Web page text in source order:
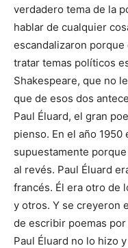
verdadero tema de la
hablar de cualquier
escandalizaron
tratar temas políticos
Shakespeare, que no
que de esos dos
Paul Éluard, el gran
pienso. En el año
supuestamente
al revés. Paul Éluard
francés. Él era otro de
y otros. Y se creyeron
de escribir poemas
Paul Éluard no lo hizo